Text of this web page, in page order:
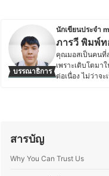
บรรณาธิการ
นักเขียนประจำ
ภารวี พิมพ์
คุณมอสเป็นคนที่
เพราะเติบโตมา
ต่อเนื่อง ไม่ว่าจ
สารบัญ
Why You Can Trust Us